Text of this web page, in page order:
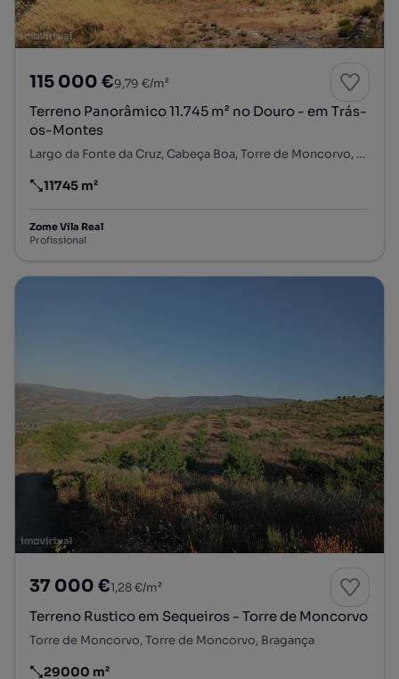
115 000 €9,79 €/m²
Terreno Panorâmico 11.745 m² no Douro - em Trás-
os-Montes
Largo da Fonte da Cruz, Cabeça Boa, Torre de Moncorvo, Bragança
Preço por metro quadrado
11745 m²
Zome Vila Real
Profissional
37 000 €1,28 €/m²
Terreno Rustico em Sequeiros - Torre de Moncorvo
Torre de Moncorvo, Torre de Moncorvo, Bragança
29000 m²